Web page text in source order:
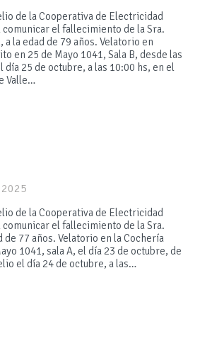
de la Cooperativa de Electricidad
el fallecimiento de la Sra.
la edad de 79 años. Velatorio en
en 25 de Mayo 1041, Sala B, desde las
día 25 de octubre, a las 10:00 hs, en el
Valle…
de la Cooperativa de Electricidad
el fallecimiento de la Sra.
de 77 años. Velatorio en la Cochería
1041, sala A, el día 23 de octubre, de
el día 24 de octubre, a las…